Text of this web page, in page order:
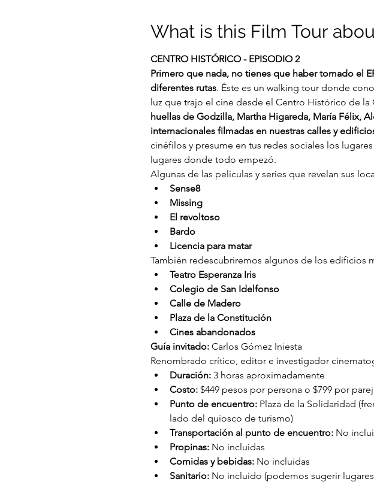
What is this Film Tour
CENTRO HISTÓRICO - EPISODIO 2
Primero que nada, no tienes que haber tomado el
diferentes rutas. Éste es un walking tour donde
luz que trajo el cine desde el Centro Histórico de
huellas de Godzilla, Martha Higareda, María Félix,
internacionales filmadas en nuestras calles y
cinéfilos y presume en tus redes sociales los
lugares donde todo empezó.
Algunas de las películas y series que revelan sus
Sense8
Missing
El revoltoso
Bardo
Licencia para matar
También redescubriremos algunos de los edificios
Teatro Esperanza Iris
Colegio de San Idelfonso
Calle de Madero
Plaza de la Constitución
Cines abandonados
Guía invitado: Carlos Gómez Iniesta
Renombrado crítico, editor e investigador
Duración: 3 horas aproximadamente
Costo: $449 pesos por persona o $799 por
Punto de encuentro: Plaza de la Solidaridad
lado del quiosco de turismo)
Transportación al punto de encuentro: No
Propinas: No incluidas
Comidas y bebidas: No incluidas
Sanitario: No incluido (podemos sugerir